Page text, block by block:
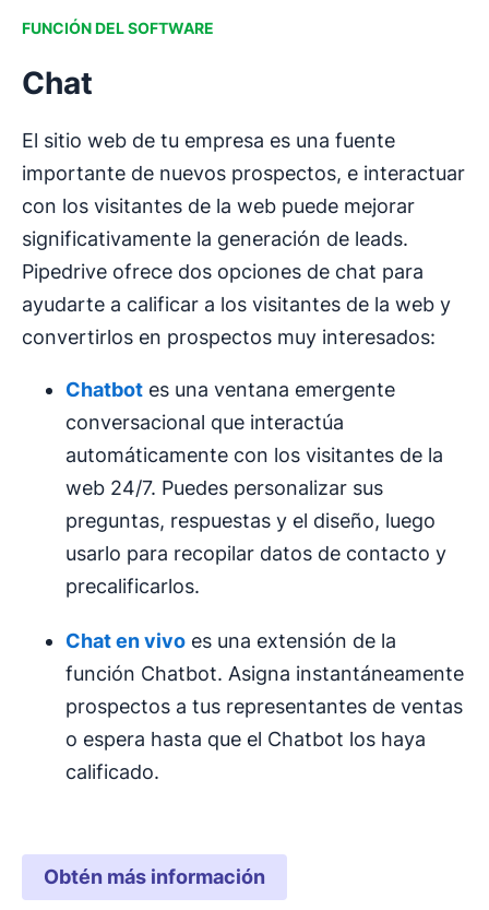
FUNCIÓN DEL SOFTWARE
Chat
El sitio web de tu empresa es una fuente
importante de nuevos prospectos, e interactuar
con los visitantes de la web puede mejorar
significativamente la generación de leads.
Pipedrive ofrece dos opciones de chat para
ayudarte a calificar a los visitantes de la web y
convertirlos en prospectos muy interesados:
Chatbot es una ventana emergente
conversacional que interactúa
automáticamente con los visitantes de la
web 24/7. Puedes personalizar sus
preguntas, respuestas y el diseño, luego
usarlo para recopilar datos de contacto y
precalificarlos.
Chat en vivo es una extensión de la
función Chatbot. Asigna instantáneamente
prospectos a tus representantes de ventas
o espera hasta que el Chatbot los haya
calificado.
Obtén más información